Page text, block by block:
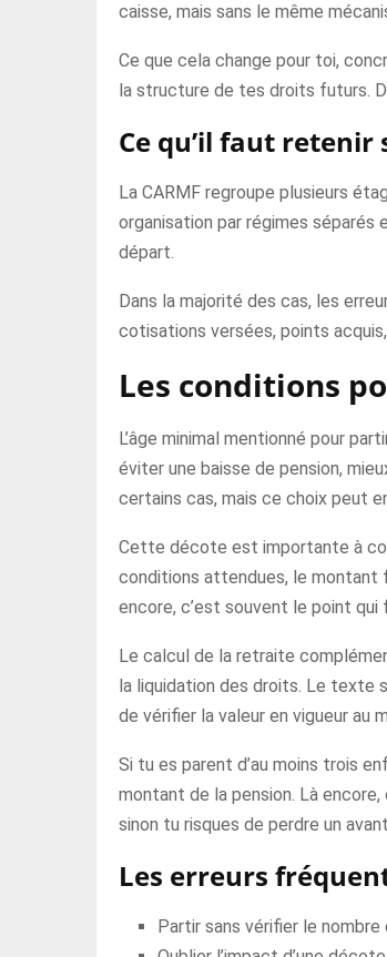
caisse, mais sans le même
Ce que cela change pour toi,
la structure de tes droits futurs.
Ce qu’il faut retenir
La CARMF regroupe plusieurs
organisation par régimes
départ.
Dans la majorité des cas, les
cotisations versées, points
Les conditions
L’âge minimal mentionné pour
éviter une baisse de pension,
certains cas, mais ce choix peut
Cette décote est importante à
conditions attendues, le montant
encore, c’est souvent le point
Le calcul de la retraite
la liquidation des droits. Le texte
de vérifier la valeur en vigueur au
Si tu es parent d’au moins trois
montant de la pension. Là
sinon tu risques de perdre un
Les erreurs
Partir sans vérifier le